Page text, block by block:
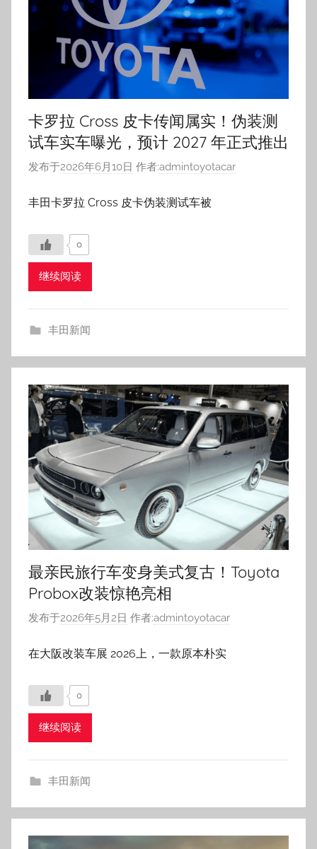
卡罗拉 Cross 皮卡传闻属实！伪装测
试车实车曝光，预计 2027 年正式推出
发布于2026年6月10日 作者:admintoyotacar
丰田卡罗拉 Cross 皮卡伪装测试车被
0
继续阅读
丰田新闻
最亲民旅行车变身美式复古！Toyota
Probox改装惊艳亮相
发布于2026年5月2日 作者:admintoyotacar
在大阪改装车展 2026上，一款原本朴实
0
继续阅读
丰田新闻